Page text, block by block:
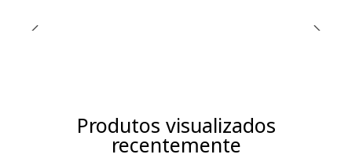
Produtos visualizados
recentemente